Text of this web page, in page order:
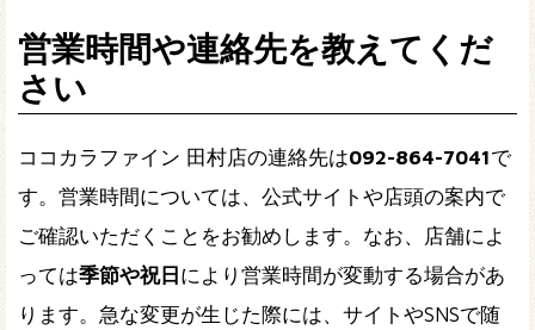
営業時間や連絡先を教えてくだ
さい
ココカラファイン 田村店の連絡先は092-864-7041で
す。営業時間については、公式サイトや店頭の案内で
ご確認いただくことをお勧めします。なお、店舗によ
っては季節や祝日により営業時間が変動する場合があ
ります。急な変更が生じた際には、サイトやSNSで随